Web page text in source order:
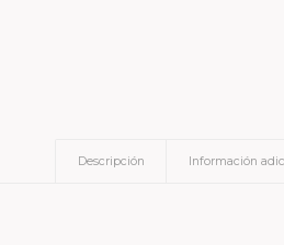
Descripción Información